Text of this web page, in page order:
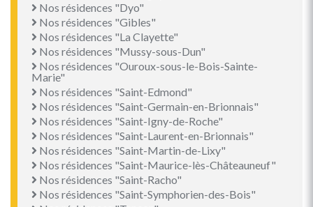
Nos résidences "Dyo"
Nos résidences "Gibles"
Nos résidences "La Clayette"
Nos résidences "Mussy-sous-Dun"
Nos résidences "Ouroux-sous-le-Bois-Sainte-
Marie"
Nos résidences "Saint-Edmond"
Nos résidences "Saint-Germain-en-Brionnais"
Nos résidences "Saint-Igny-de-Roche"
Nos résidences "Saint-Laurent-en-Brionnais"
Nos résidences "Saint-Martin-de-Lixy"
Nos résidences "Saint-Maurice-lès-Châteauneuf"
Nos résidences "Saint-Racho"
Nos résidences "Saint-Symphorien-des-Bois"